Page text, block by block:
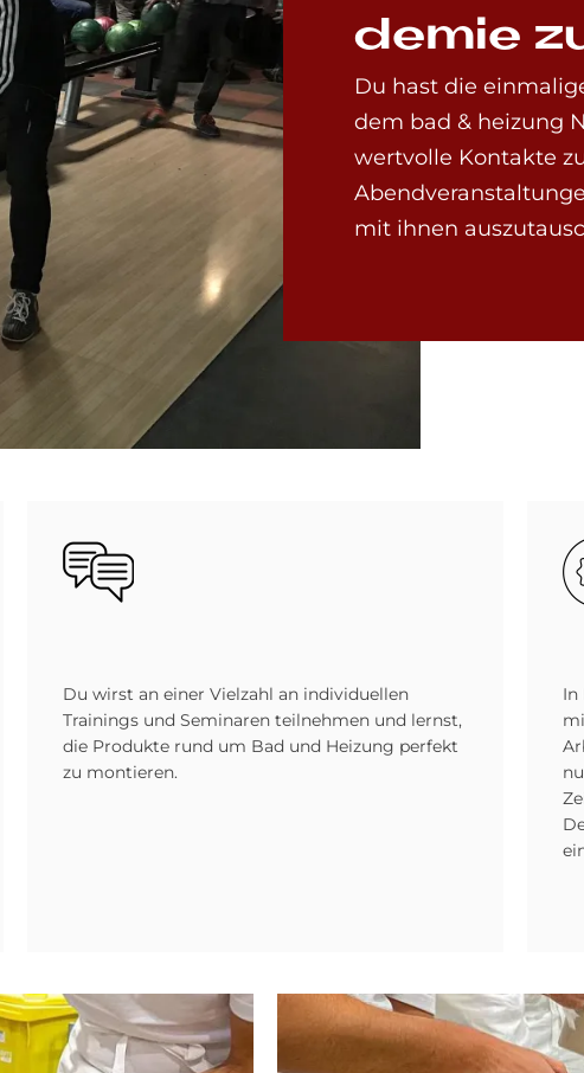
de­mie
Du hast die
dem bad & heizung
wertvolle Kontakte
mit ihnen
Bild
Du wirst an einer Vielzahl an individuellen
Trainings und Seminaren teilnehmen und lernst,
die Produkte rund um Bad und Heizung perfekt
zu montieren.
In